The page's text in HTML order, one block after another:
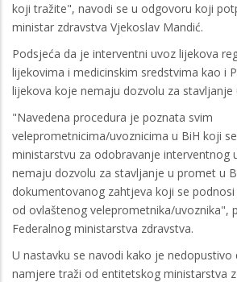
koji tražite", navodi se u odgovoru koji
ministar zdravstva Vjekoslav Mandić.
Podsjeća da je interventni uvoz lijekova
lijekovima i medicinskim sredstvima kao i
lijekova koje nemaju dozvolu za stavljanje
"Navedena procedura je poznata svim
veleprometnicima/uvoznicima u BiH koji
ministarstvu za odobravanje interventnog
nemaju dozvolu za stavljanje u promet u
dokumentovanog zahtjeva koji se
od ovlaštenog veleprometnika/uvoznika",
Federalnog ministarstva zdravstva.
U nastavku se navodi kako je nedopustivo
namjere traži od entitetskog ministarstva